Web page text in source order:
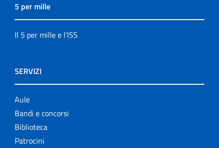
5 per mille
Il 5 per mille e l'ISS
SERVIZI
Aule
Bandi e concorsi
Biblioteca
Patrocini